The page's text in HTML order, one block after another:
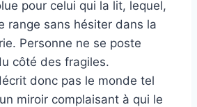
pour celui qui la lit, lequel,
range sans hésiter dans la
Personne ne se poste
côté des fragiles.
donc pas le monde tel
miroir complaisant à qui le